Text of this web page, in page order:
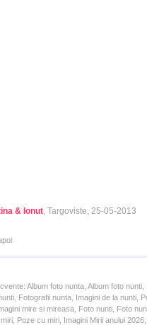
& Ionut, Targoviste, 25-05-2013
Album foto nunta, Album foto
Fotografii nunta, Imagini de la nunti,
mire si mireasa, Foto nunti, Foto
Poze cu miri, Imagini Mirii anului